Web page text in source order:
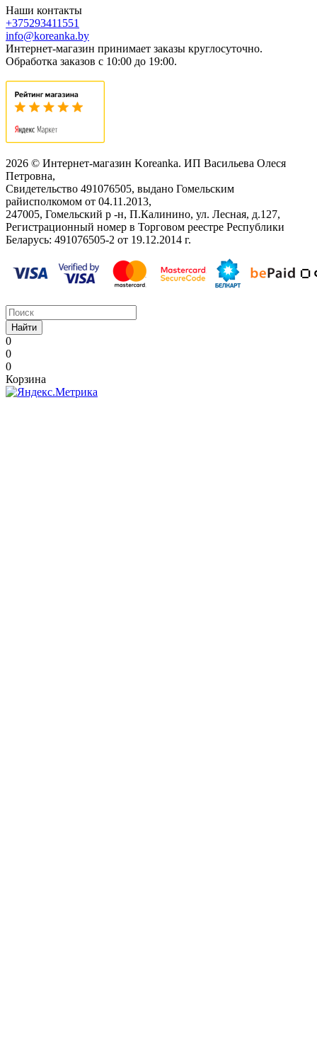
Наши контакты
+375293411551
info@koreanka.by
Интернет-магазин принимает заказы круглосуточно.
Обработка заказов с 10:00 до 19:00.
2026 © Интернет-магазин Koreanka. ИП Васильева Олеся
Петровна,
Свидетельство ‎491076505, выдано Гомельским
райисполкомом от 04.11.2013,
247005, Гомельский р -н, П.Калинино, ул. Лесная, д.127,
Регистрационный номер в Торговом реестре Республики
Беларусь: ‎491076505-2 от 19.12.2014 г.
Найти
0
0
0
Корзина